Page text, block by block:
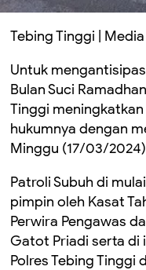
Tebing Tinggi |
Untuk
Bulan Suci
Tinggi
hukumnya dengan
Minggu (17/03/
Patroli Subuh di
pimpin oleh Kasat
Perwira Pengawas
Gatot Priadi serta di
Polres Tebing